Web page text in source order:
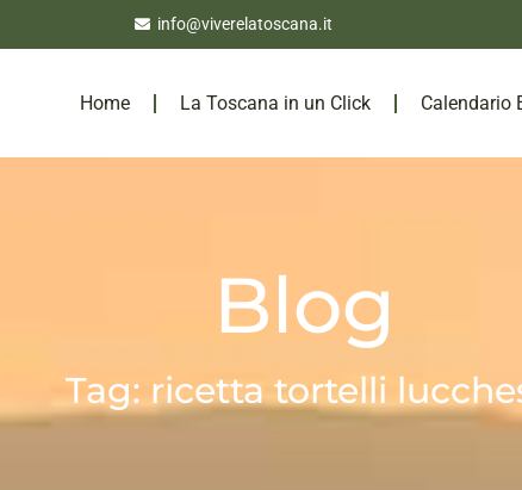
info@viverelatoscana.it
Home La Toscana in un Click Calendario
Blog
Tag: ricetta tortelli